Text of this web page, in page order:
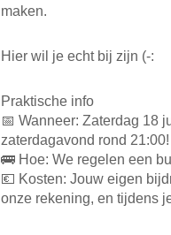
maken.
Hier wil je echt bij zijn (-:
Praktische info
📅 Wanneer: Zaterdag 18
zaterdagavond rond 21:00!
🚌 Hoe: We regelen een
💶 Kosten: Jouw eigen
onze rekening, en tijdens